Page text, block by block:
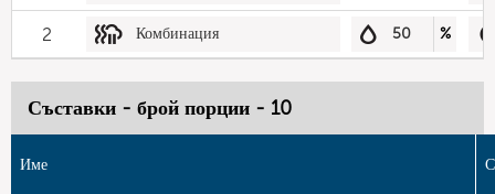
2 Комбинация 50 %
Съставки - брой порции - 10
Име